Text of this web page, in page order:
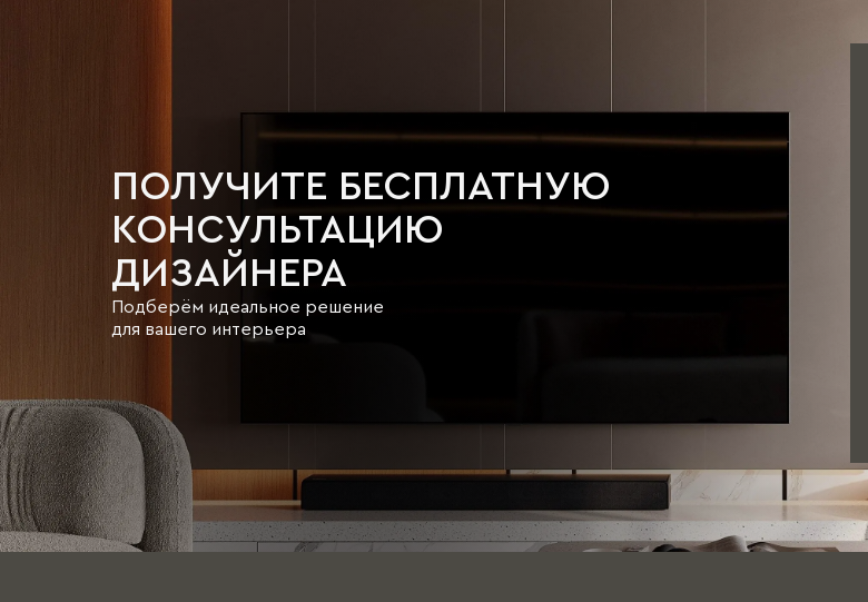
ПОЛУЧИТЕ БЕСПЛАТНУЮ
КОНСУЛЬТАЦИЮ
ДИЗАЙНЕРА
Подберём идеальное решение
для вашего интерьера